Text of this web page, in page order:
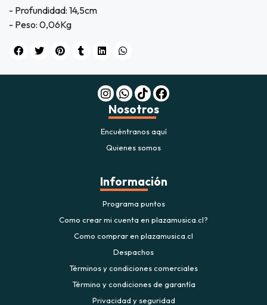
- Profundidad: 14,5cm
- Peso: 0,06Kg
Nosotros
Encuéntranos aquí
Quienes somos
Información
Programa puntos
Como crear mi cuenta en plazamusica.cl?
Como comprar en plazamusica.cl
Despachos
Términos y condiciones comerciales
Término y condiciones de garantía
Privacidad y seguridad